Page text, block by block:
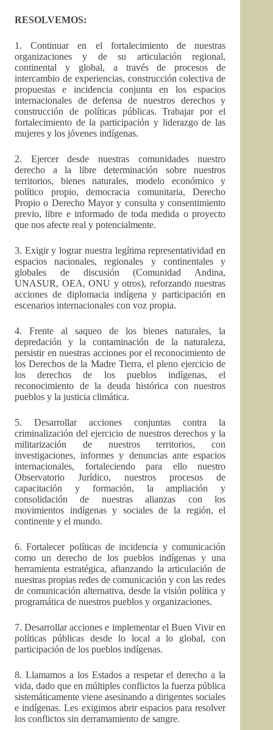
RESOLVEMOS:
1. Continuar en el fortalecimiento de nuestras
organizaciones y de su articulación regional,
continental y global, a través de procesos de
intercambio de experiencias, construcción colectiva de
propuestas e incidencia conjunta en los espacios
internacionales de defensa de nuestros derechos y
construcción de políticas públicas. Trabajar por el
fortalecimiento de la participación y liderazgo de las
mujeres y los jóvenes indígenas.
2. Ejercer desde nuestras comunidades nuestro
derecho a la libre determinación sobre nuestros
territorios, bienes naturales, modelo económico y
político propio, democracia comunitaria, Derecho
Propio o Derecho Mayor y consulta y consentimiento
previo, libre e informado de toda medida o proyecto
que nos afecte real y potencialmente.
3. Exigir y lograr nuestra legítima representatividad en
espacios nacionales, regionales y continentales y
globales de discusión (Comunidad Andina,
UNASUR, OEA, ONU y otros), reforzando nuestras
acciones de diplomacia indígena y participación en
escenarios internacionales con voz propia.
4. Frente al saqueo de los bienes naturales, la
depredación y la contaminación de la naturaleza,
persistir en nuestras acciones por el reconocimiento de
los Derechos de la Madre Tierra, el pleno ejercicio de
los derechos de los pueblos indígenas, el
reconocimiento de la deuda histórica con nuestros
pueblos y la justicia climática.
5. Desarrollar acciones conjuntas contra la
criminalización del ejercicio de nuestros derechos y la
militarización de nuestros territorios, con
investigaciones, informes y denuncias ante espacios
internacionales, fortaleciendo para ello nuestro
Observatorio Jurídico, nuestros procesos de
capacitación y formación, la ampliación y
consolidación de nuestras alianzas con los
movimientos indígenas y sociales de la región, el
continente y el mundo.
6. Fortalecer políticas de incidencia y comunicación
como un derecho de los pueblos indígenas y una
herramienta estratégica, afianzando la articulación de
nuestras propias redes de comunicación y con las redes
de comunicación alternativa, desde la visión política y
programática de nuestros pueblos y organizaciones.
7. Desarrollar acciones e implementar el Buen Vivir en
políticas públicas desde lo local a lo global, con
participación de los pueblos indígenas.
8. Llamamos a los Estados a respetar el derecho a la
vida, dado que en múltiples conflictos la fuerza pública
sistemáticamente viene asesinando a dirigentes sociales
e indígenas. Les exigimos abrir espacios para resolver
los conflictos sin derramamiento de sangre.